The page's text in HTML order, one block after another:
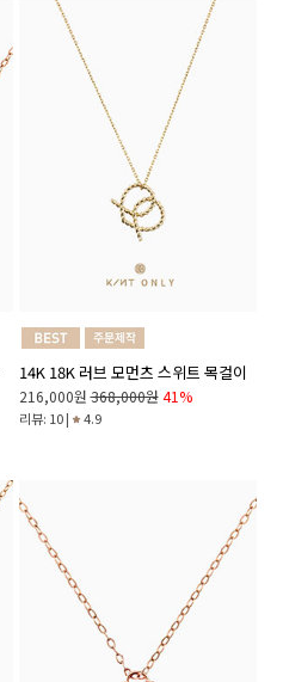
14K 18K 러브 모먼츠 스위트 목걸이
216,000원 368,000원 41%
리뷰: 10 | 4.9